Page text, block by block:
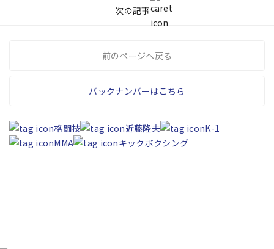
次の記事
前のページへ戻る
バックナンバーはこちら
格闘技 近藤隆夫
K-1
MMA
キックボクシング